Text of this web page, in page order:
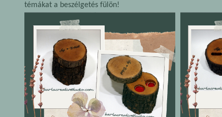
témákat a beszélgetés fülön!